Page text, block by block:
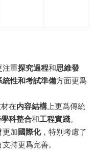
注重探究過程和思維發
統性和考試準備方面更爲
在内容結構 上更爲傳統
科整合和工程實踐。
更加國際化，特别考慮了
持更爲完善。